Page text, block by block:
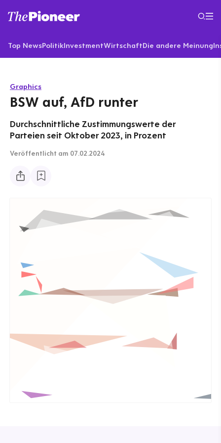
Top NewsPolitikInvestmentWirtschaftDie andere Meinung
Graphics
BSW auf, AfD runter
Durchschnittliche Zustimmungswerte der
Parteien seit Oktober 2023, in Prozent
Veröffentlicht am 07.02.2024